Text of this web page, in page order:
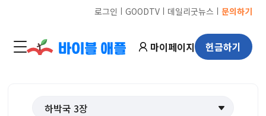
로그인 ㅣ GOODTVㅣ 데일리굿뉴스 ㅣ 문의하기
마이페이지 헌금하기
하박국 3장